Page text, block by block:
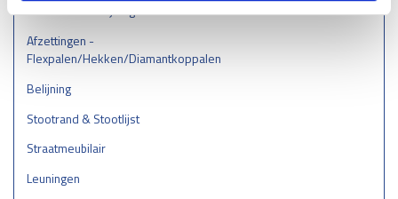
Gladheidsbestrijding
Afzettingen -
Flexpalen/Hekken/Diamantkoppalen
Belijning
Stootrand & Stootlijst
Straatmeubilair
Leuningen